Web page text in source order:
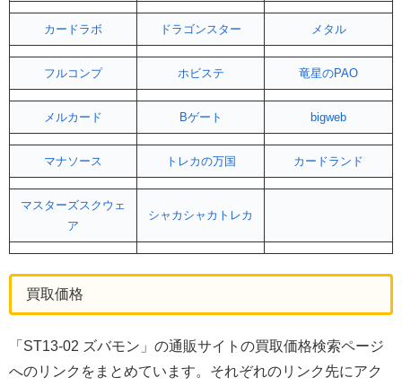
カードラボ ドラゴンスター メタル
フルコンプ ホビステ 竜星のPAO
メルカード Bゲート bigweb
マナソース トレカの万国 カードランド
マスターズスクウェ
ア
シャカシャカトレカ
買取価格
「ST13-02 ズバモン」の通販サイトの買取価格検索ページ
へのリンクをまとめています。それぞれのリンク先にアク